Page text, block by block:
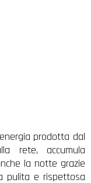
prodotta dal
rete, accumula
la notte grazie
pulita e rispettosa